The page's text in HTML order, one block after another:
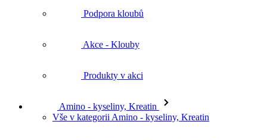
Podpora kloubů
Akce - Klouby
Produkty v akci
Amino - kyseliny, Kreatin
Vše v kategorii Amino - kyseliny, Kreatin